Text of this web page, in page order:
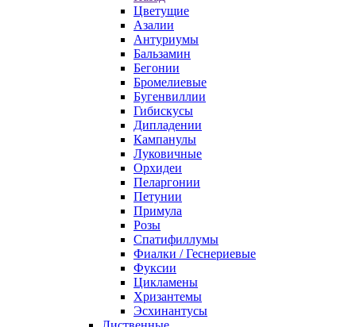
Цветущие
Азалии
Антуриумы
Бальзамин
Бегонии
Бромелиевые
Бугенвиллии
Гибискусы
Дипладении
Кампанулы
Луковичные
Орхидеи
Пеларгонии
Петунии
Примула
Розы
Спатифиллумы
Фиалки / Геснериевые
Фуксии
Цикламены
Хризантемы
Эсхинантусы